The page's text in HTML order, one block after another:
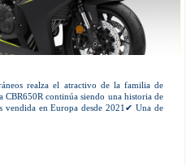
realza el atractivo de la familia de
continúa siendo una historia de
vendida en Europa desde 2021✔ Una de